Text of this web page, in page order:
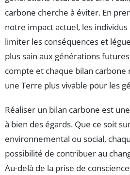
carbone cherche à éviter. En
notre impact actuel, les
limiter les conséquences et
plus sain aux générations
compte et chaque bilan carbone
une Terre plus vivable pour les
Réaliser un bilan carbone est
à bien des égards. Que ce soit
environnemental ou social,
possibilité de contribuer au
Au-delà de la prise de